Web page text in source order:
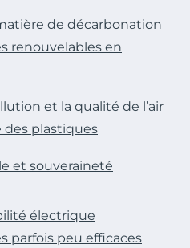
de décarbonation
renouvelables en
et la qualité de l’air
des plastiques
et souveraineté
électrique
parfois peu efficaces